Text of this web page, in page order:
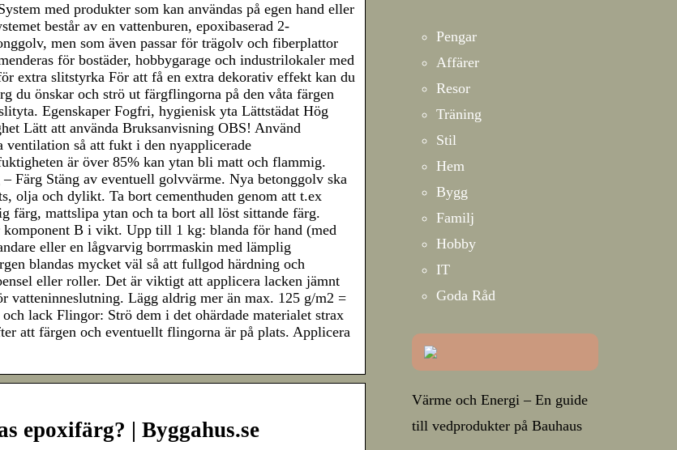
med produkter som kan användas på egen hand eller
består av en vattenburen, epoxibaserad 2-
men som även passar för trägolv och fiberplattor
för bostäder, hobbygarage och industrilokaler med
extra slitstyrka För att få en extra dekorativ effekt kan du
du önskar och strö ut färgflingorna på den våta färgen
Egenskaper Fogfri, hygienisk yta Lättstädat Hög
Lätt att använda Bruksanvisning OBS! Använd
ventilation så att fukt i den nyapplicerade
är över 85% kan ytan bli matt och flammig.
Färg Stäng av eventuell golvvärme. Nya betonggolv ska
olja och dylikt. Ta bort cementhuden genom att t.ex
färg, mattslipa ytan och ta bort all löst sittande färg.
B i vikt. Upp till 1 kg: blanda för hand (med
eller en lågvarvig borrmaskin med lämplig
blandas mycket väl så att fullgod härdning och
eller roller. Det är viktigt att applicera lacken jämnt
Lägg aldrig mer än max. 125 g/m2 =
lack Flingor: Strö dem i det ohärdade materialet strax
att färgen och eventuellt flingorna är på plats. Applicera
epoxifärg? | Byggahus.se
Pengar
Affärer
Resor
Träning
Stil
Hem
Bygg
Familj
Hobby
IT
Goda Råd
Värme och Energi – En guide
till vedprodukter på Bauhaus